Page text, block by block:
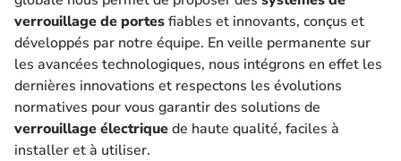
verrouillage de portesfiables et innovants, conçus et
développés par notre équipe. En veille permanente sur
les avancées technologiques, nous intégrons en effet les
dernières innovations et respectons les évolutions
normatives pour vous garantir des solutions de
verrouillage électriquede haute qualité, faciles à
installer et à utiliser.